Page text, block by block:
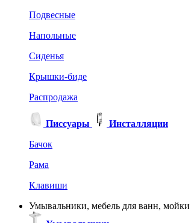
Подвесные
Напольные
Сиденья
Крышки-биде
Распродажа
Писсуары
Инсталляции
Бачок
Рама
Клавиши
Умывальники, мебель для ванн, мойки